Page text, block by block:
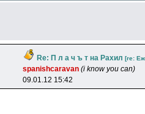
Re: П л а ч ъ т на Рахил [re:
spanishcaravan (i know you can)
09.01.12 15:42